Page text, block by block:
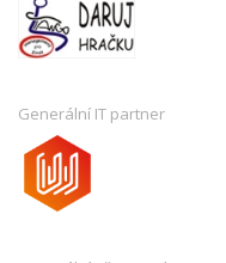
Generální IT partner